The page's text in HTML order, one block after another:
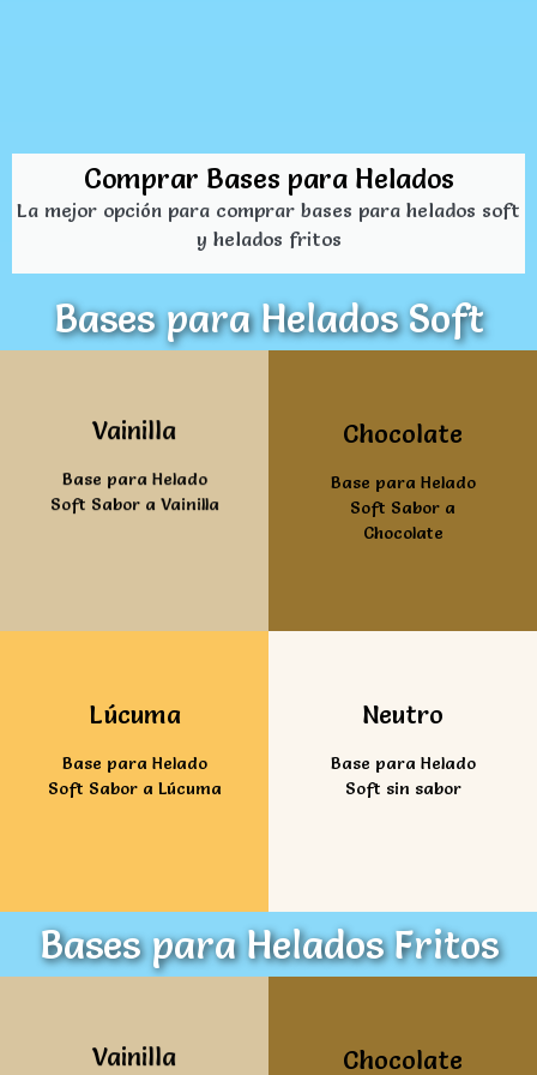
Comprar Bases para Helados
La mejor opción para comprar bases para helados soft
y helados fritos
Bases para Helados Soft
Vainilla
Base para Helado
Soft Sabor a Vainilla
Ver mas Chocolate
Base para Helado
Soft Sabor a
Chocolate
Lúcuma
Base para Helado
Soft Sabor a Lúcuma
Neutro
Base para Helado
Soft sin sabor
Bases para Helados Fritos
Vainilla
Ver mas Chocolate